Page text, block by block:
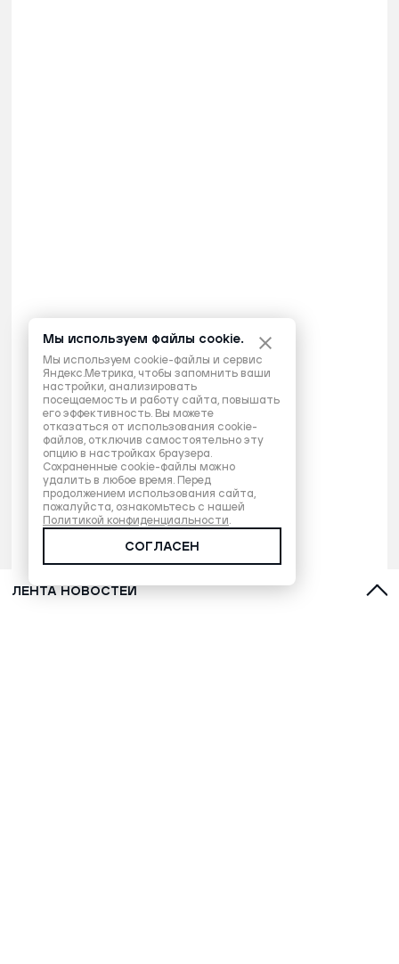
ЛЕНТА НОВОСТЕЙ
Мы используем файлы cookie.
Мы используем cookie-файлы и сервис
Яндекс.Метрика, чтобы запомнить ваши
настройки, анализировать
посещаемость и работу сайта, повышать
его эффективность. Вы можете
отказаться от использования cookie-
файлов, отключив самостоятельно эту
опцию в настройках браузера.
Сохраненные cookie-файлы можно
удалить в любое время. Перед
продолжением использования сайта,
пожалуйста, ознакомьтесь с нашей
Политикой конфиденциальности.
СОГЛАСЕН